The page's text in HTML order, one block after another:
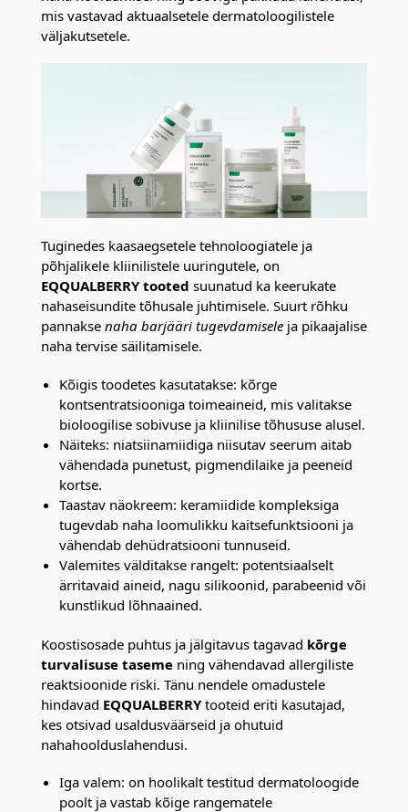
mis vastavad aktuaalsetele dermatoloogilistele
väljakutsetele.
Tuginedes kaasaegsetele tehnoloogiatele ja
põhjalikele kliinilistele uuringutele, on
EQQUALBERRY tooted suunatud ka keerukate
nahaseisundite tõhusale juhtimisele. Suurt rõhku
pannakse naha barjääri tugevdamisele ja pikaajalise
naha tervise säilitamisele.
Kõigis toodetes kasutatakse: kõrge
kontsentratsiooniga toimeaineid, mis valitakse
bioloogilise sobivuse ja kliinilise tõhususe alusel.
Näiteks: niatsiinamiidiga niisutav seerum aitab
vähendada punetust, pigmendilaike ja peeneid
kortse.
Taastav näokreem: keramiidide kompleksiga
tugevdab naha loomulikku kaitsefunktsiooni ja
vähendab dehüdratsiooni tunnuseid.
Valemites välditakse rangelt: potentsiaalselt
ärritavaid aineid, nagu silikoonid, parabeenid või
kunstlikud lõhnaained.
Koostisosade puhtus ja jälgitavus tagavad kõrge
turvalisuse taseme ning vähendavad allergiliste
reaktsioonide riski. Tänu nendele omadustele
hindavad EQQUALBERRYtooteid eriti kasutajad,
kes otsivad usaldusväärseid ja ohutuid
nahahoolduslahendusi.
Iga valem: on hoolikalt testitud dermatoloogide
poolt ja vastab kõige rangematele